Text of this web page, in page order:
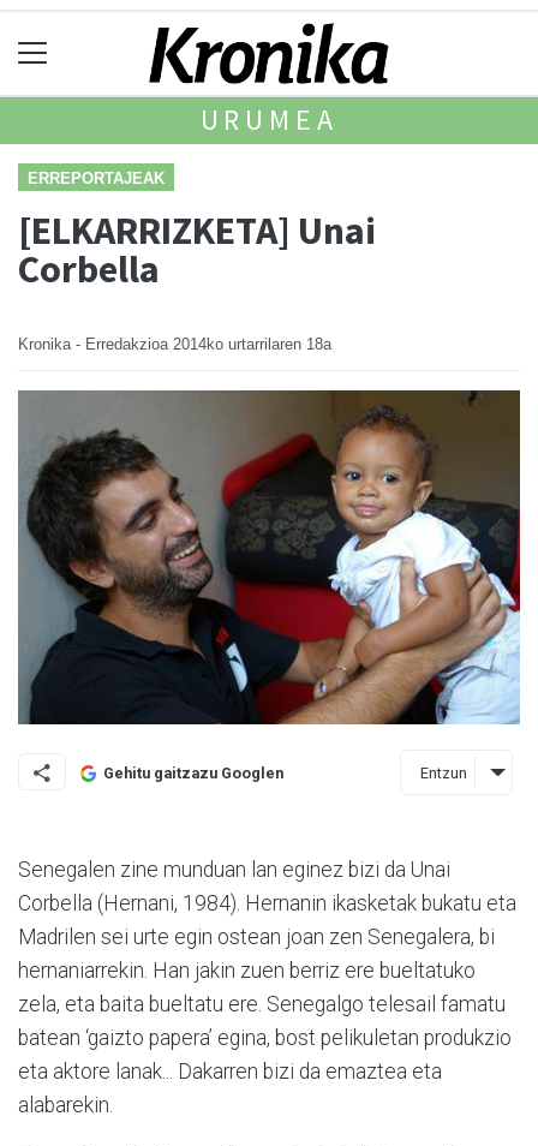
URUMEA
ERREPORTAJEAK
[ELKARRIZKETA] Unai
Corbella
Kronika - Erredakzioa 2014ko urtarrilaren 18a
Gehitu gaitzazu Googlen Entzun
Senegalen zine munduan lan eginez bizi da Unai
Corbella (Hernani, 1984). Hernanin ikasketak bukatu eta
Madrilen sei urte egin ostean joan zen Senegalera, bi
hernaniarrekin. Han jakin zuen berriz ere bueltatuko
zela, eta baita bueltatu ere. Senegalgo telesail famatu
batean ‘gaizto papera’ egina, bost pelikuletan produkzio
eta aktore lanak... Dakarren bizi da emaztea eta
alabarekin.